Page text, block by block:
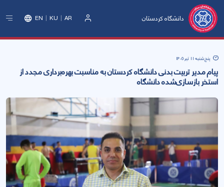
دانشگاه کردستان EN KU AR
پنج‌شنبه 11 تیر 1405
پیام مدیر تربیت بدنی دانشگاه کردستان به مناسبت بهره‌برداری مجدد از
استخر بازسازی‌شده دانشگاه